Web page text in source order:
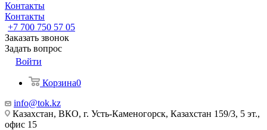
Контакты
Контакты
+7 700 750 57 05
Заказать звонок
Задать вопрос
Войти
Корзина0
info@tok.kz
Казахстан, ВКО, г. Усть-Каменогорск, Казахстан 159/3, 5 эт.,
офис 15